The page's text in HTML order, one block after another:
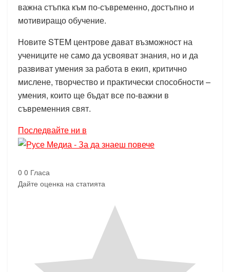
важна стъпка към по-съвременно, достъпно и
мотивиращо обучение.
Новите STEM центрове дават възможност на
учениците не само да усвояват знания, но и да
развиват умения за работа в екип, критично
мислене, творчество и практически способности –
умения, които ще бъдат все по-важни в
съвременния свят.
Последвайте ни в
0 0 Гласа
Дайте оценка на статията